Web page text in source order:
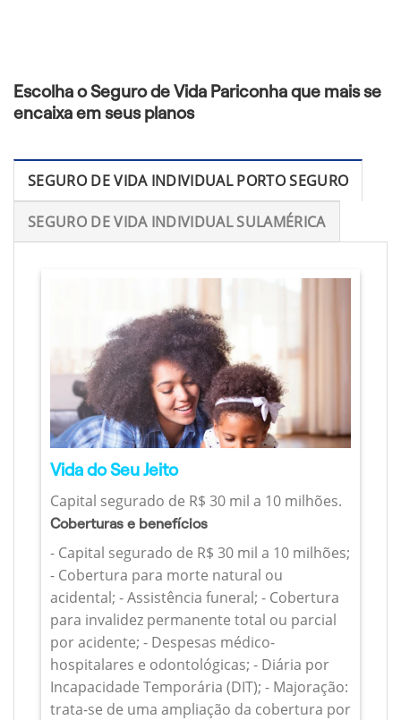
Escolha o Seguro de Vida Pariconha que mais se
encaixa em seus planos
SEGURO DE VIDA INDIVIDUAL PORTO SEGURO
SEGURO DE VIDA INDIVIDUAL SULAMÉRICA
Vida do Seu Jeito
Capital segurado de R$ 30 mil a 10 milhões.
Coberturas e benefícios
- Capital segurado de R$ 30 mil a 10 milhões;
- Cobertura para morte natural ou
acidental; - Assistência funeral; - Cobertura
para invalidez permanente total ou parcial
por acidente; - Despesas médico-
hospitalares e odontológicas; - Diária por
Incapacidade Temporária (DIT); - Majoração:
trata-se de uma ampliação da cobertura por